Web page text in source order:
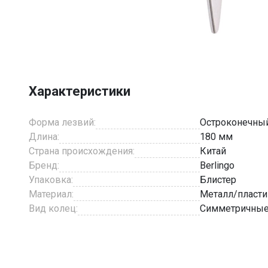
6
Характеристики
Форма лезвий:
Длина:
180 мм
Страна происхождения:
Китай
Бренд:
Berlingo
Упаковка:
Блистер
Материал:
Металл/
Вид колец: